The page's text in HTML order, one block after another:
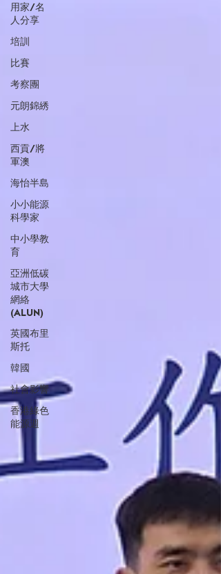
用家/名
人分享
培訓
比賽
考察團
元朗錦綉
上水
西貢/將
軍澳
海怡半島
小小能源
科學家
中小學教
育
亞洲低碳
城市大學
網絡
(ALUN)
英國布里
斯托
韓國
社會影響
香港綠色
能源週